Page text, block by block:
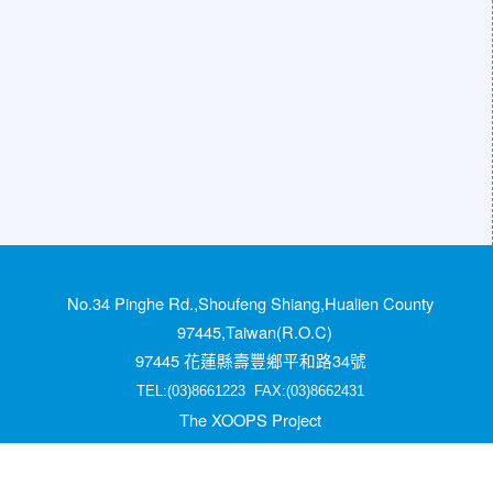
No.34 Pinghe Rd.,Shoufeng Shiang,Hualien County
97445,Taiwan(R.O.C)
97445 花蓮縣壽豐鄉平和路34號
TEL:(03)8661223 FAX:(03)8662431
The XOOPS Project